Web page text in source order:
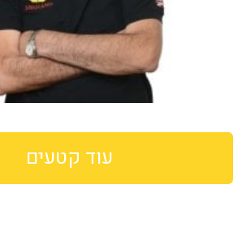
עוד קטעים